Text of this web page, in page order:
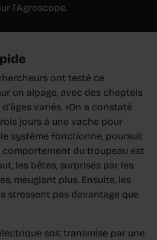
l’Agroscope.
ont testé ce
un alpage, avec des cheptels
variés. «On a constaté
jours à une vache pour
système fonctionne, poursuit
comportement du troupeau est
les bêtes, surprises par les
meuglant plus. Ensuite, les
stressent pas davantage que
soit transmise par une